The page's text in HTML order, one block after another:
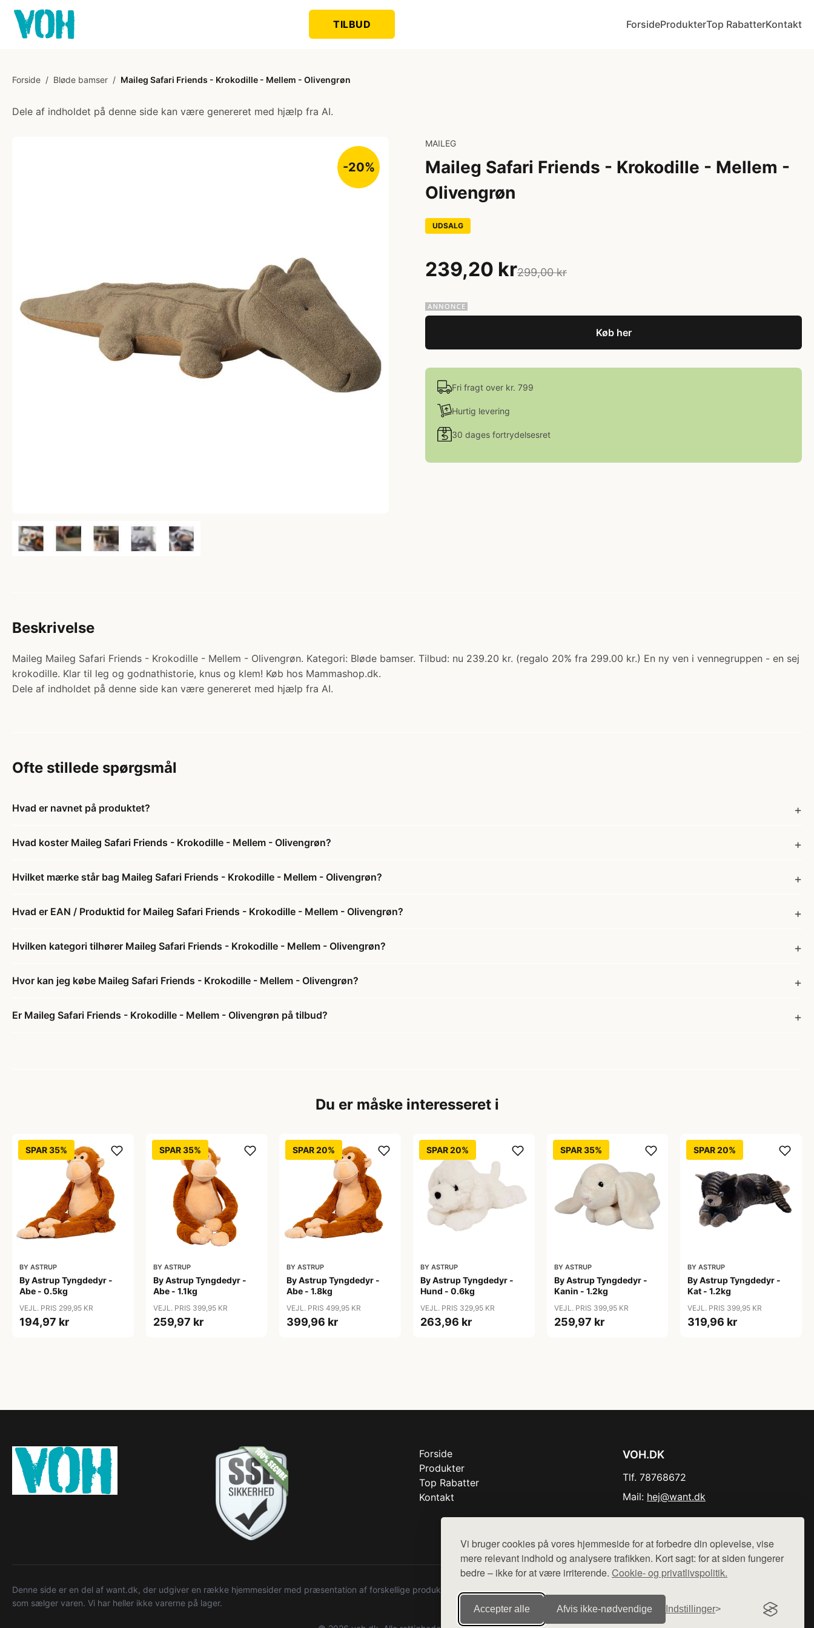
Vi bruger cookies på vores hjemmeside for at forbedre din oplevelse, vise
mere relevant indhold og analysere trafikken. Kort sagt: for at siden fungerer
bedre – ikke for at være irriterende. Cookie- og privatlivspolitik.
Accepter alle Afvis ikke‑nødvendige Indstillinger
TILBUD ForsideProdukterTop RabatterKontakt
Forside / Bløde bamser / Maileg Safari Friends - Krokodille - Mellem - Olivengrøn
Dele af indholdet på denne side kan være genereret med hjælp fra AI.
-20%
MAILEG
Maileg Safari Friends - Krokodille - Mellem -
Olivengrøn
UDSALG
239,20 kr299,00 kr
Køb her
Fri fragt over kr. 799
Hurtig levering
30 dages fortrydelsesret
Beskrivelse
Maileg Maileg Safari Friends - Krokodille - Mellem - Olivengrøn. Kategori: Bløde bamser. Tilbud: nu 239.20 kr. (regalo 20% fra 299.00 kr.) En ny ven i vennegruppen - en sej
krokodille. Klar til leg og godnathistorie, knus og klem! Køb hos Mammashop.dk.
Dele af indholdet på denne side kan være genereret med hjælp fra AI.
Ofte stillede spørgsmål
Hvad er navnet på produktet?
Hvad koster Maileg Safari Friends - Krokodille - Mellem - Olivengrøn?
Hvilket mærke står bag Maileg Safari Friends - Krokodille - Mellem - Olivengrøn?
Hvad er EAN / Produktid for Maileg Safari Friends - Krokodille - Mellem - Olivengrøn?
Hvilken kategori tilhører Maileg Safari Friends - Krokodille - Mellem - Olivengrøn?
Hvor kan jeg købe Maileg Safari Friends - Krokodille - Mellem - Olivengrøn?
Er Maileg Safari Friends - Krokodille - Mellem - Olivengrøn på tilbud?
Du er måske interesseret i
SPAR 35%
BY ASTRUP
By Astrup Tyngdedyr -
Abe - 0.5kg
VEJL. PRIS 299,95 KR
194,97 kr
SPAR 35%
BY ASTRUP
By Astrup Tyngdedyr -
Abe - 1.1kg
VEJL. PRIS 399,95 KR
259,97 kr
SPAR 20%
BY ASTRUP
By Astrup Tyngdedyr -
Abe - 1.8kg
VEJL. PRIS 499,95 KR
399,96 kr
SPAR 20%
BY ASTRUP
By Astrup Tyngdedyr -
Hund - 0.6kg
VEJL. PRIS 329,95 KR
263,96 kr
SPAR 35%
BY ASTRUP
By Astrup Tyngdedyr -
Kanin - 1.2kg
VEJL. PRIS 399,95 KR
259,97 kr
SPAR 20%
BY ASTRUP
By Astrup Tyngdedyr -
Kat - 1.2kg
VEJL. PRIS 399,95 KR
319,96 kr
Forside
Produkter
Top Rabatter
Kontakt
VOH.DK
Tlf. 78768672
Mail: hej@want.dk
Denne side er en del af want.dk, der udgiver en række hjemmesider med præsentation af forskellige produkter fra diverse webshops. Der sælges ikke varer fra denne side - vi henviser til de shops,
som sælger varen. Vi har heller ikke varerne på lager.